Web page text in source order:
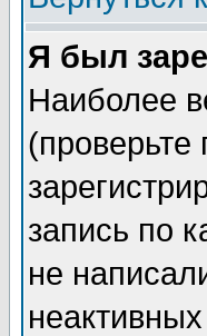
Я был
Наиболее
запись по
не